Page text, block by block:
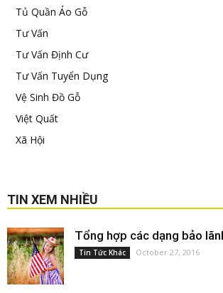
Tủ Quần Áo Gỗ
Tư Vấn
Tư Vấn Định Cư
Tư Vấn Tuyển Dụng
Vệ Sinh Đồ Gỗ
Việt Quất
Xã Hội
TIN XEM NHIỀU
Tổng hợp các dạng bảo
Tin Tức Khác October 27, 2016